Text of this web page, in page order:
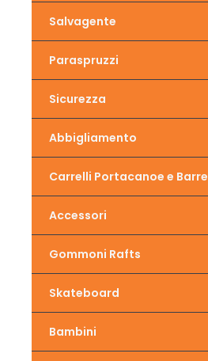
Salvagente
Paraspruzzi
Sicurezza
Abbigliamento
Carrelli Portacanoe e Barre
Accessori
Gommoni Rafts
Skateboard
Bambini